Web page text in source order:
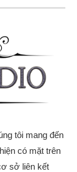
tôi mang đến
có mặt trên
sở liên kết